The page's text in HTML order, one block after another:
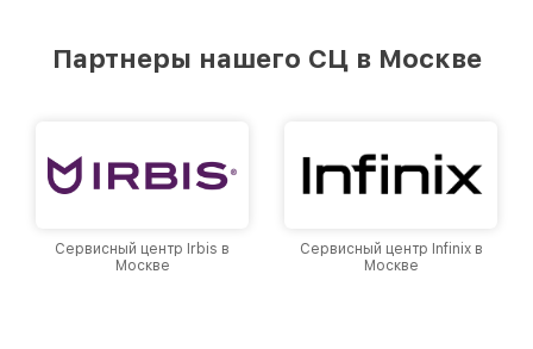
лучшим сервисным центром Philips в городе
Партнеры нашего СЦ в Москве
Сервисный центр Irbis в
Москве
Сервисный центр Infinix в
Москве